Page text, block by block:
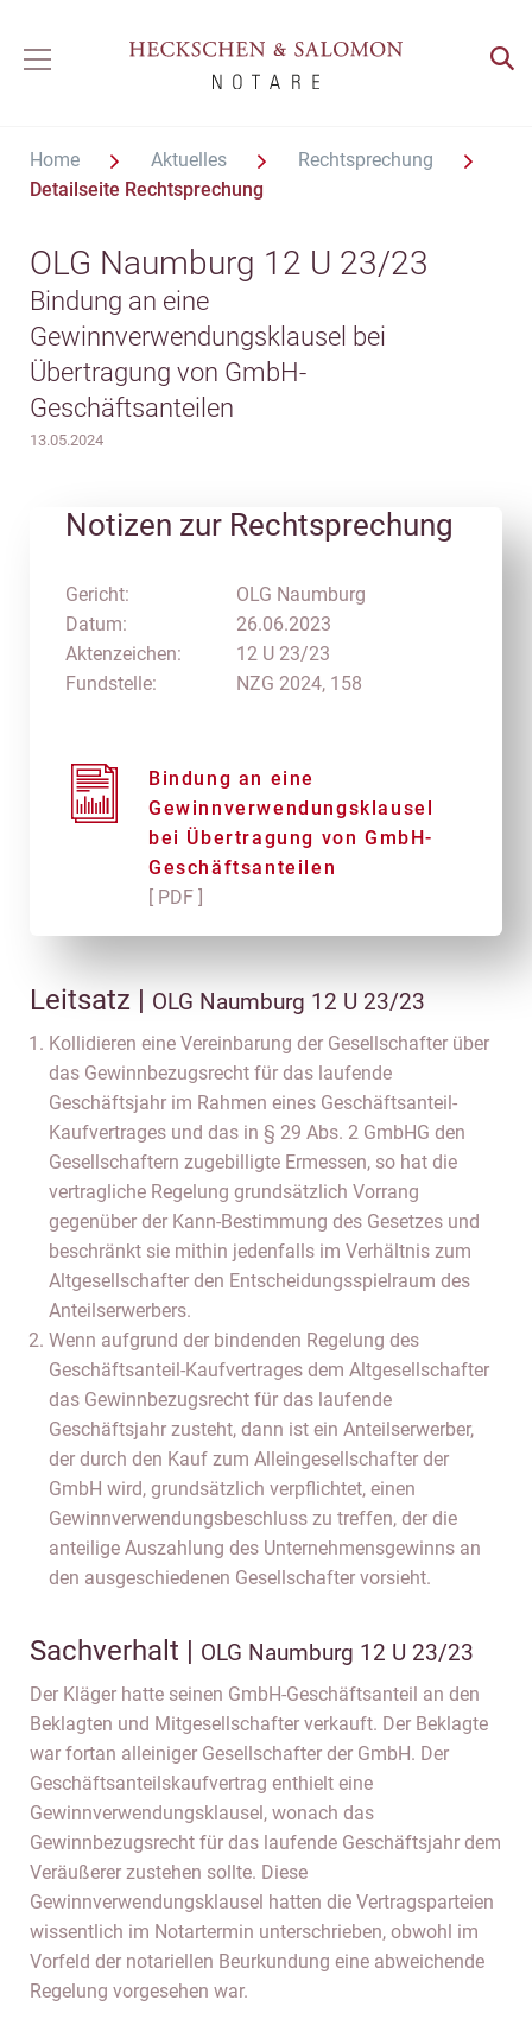
Home Aktuelles
Rechtsprechung
Detailseite Rechtsprechung
OLG Naumburg 12 U 23/23
Bindung an eine
Gewinnverwendungsklausel bei
Übertragung von GmbH-
Geschäftsanteilen
13.05.2024
Notizen zur Rechtsprechung
Gericht:
Datum:
Aktenzeichen:
Fundstelle:
OLG Naumburg
26.06.2023
12 U 23/23
NZG 2024, 158
Bindung an eine
Gewinnverwendungsklausel
bei Übertragung von GmbH-
Geschäftsanteilen
[ PDF ]
Leitsatz | OLG Naumburg 12 U 23/23
Kollidieren eine Vereinbarung der Gesellschafter über
das Gewinnbezugsrecht für das laufende
Geschäftsjahr im Rahmen eines Geschäftsanteil-
Kaufvertrages und das in § 29 Abs. 2 GmbHG den
Gesellschaftern zugebilligte Ermessen, so hat die
vertragliche Regelung grundsätzlich Vorrang
gegenüber der Kann-Bestimmung des Gesetzes und
beschränkt sie mithin jedenfalls im Verhältnis zum
Altgesellschafter den Entscheidungsspielraum des
Anteilserwerbers.
Wenn aufgrund der bindenden Regelung des
Geschäftsanteil-Kaufvertrages dem Altgesellschafter
das Gewinnbezugsrecht für das laufende
Geschäftsjahr zusteht, dann ist ein Anteilserwerber,
der durch den Kauf zum Alleingesellschafter der
GmbH wird, grundsätzlich verpflichtet, einen
Gewinnverwendungsbeschluss zu treffen, der die
anteilige Auszahlung des Unternehmensgewinns an
den ausgeschiedenen Gesellschafter vorsieht.
Sachverhalt | OLG Naumburg 12 U 23/23
Der Kläger hatte seinen GmbH-Geschäftsanteil an den
Beklagten und Mitgesellschafter verkauft. Der Beklagte
war fortan alleiniger Gesellschafter der GmbH. Der
Geschäftsanteilskaufvertrag enthielt eine
Gewinnverwendungsklausel, wonach das
Gewinnbezugsrecht für das laufende Geschäftsjahr dem
Veräußerer zustehen sollte. Diese
Gewinnverwendungsklausel hatten die Vertragsparteien
wissentlich im Notartermin unterschrieben, obwohl im
Vorfeld der notariellen Beurkundung eine abweichende
Regelung vorgesehen war.